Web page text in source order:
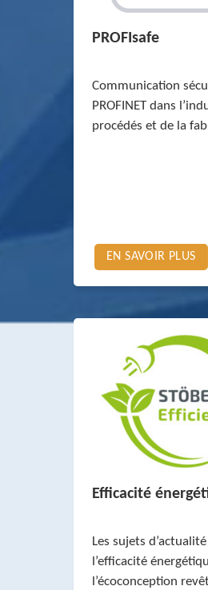
PROFIsafe
Communication
PROFINET dans
procédés et de la
EN SAVOIR PLUS
Efficacité
Les sujets
l’efficacité
l’écoconception